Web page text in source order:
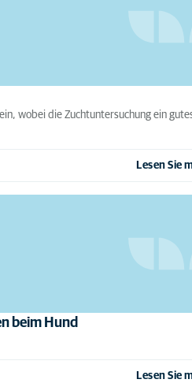
wobei die Zuchtuntersuchung ein
Lesen Sie
beim Hund
Lesen Sie